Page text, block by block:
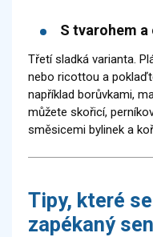
S tvarohem a
Třetí sladká varianta.
nebo ricottou a
například borůvkami,
můžete skořicí,
směsicemi bylinek a
Tipy, které
zapékaný